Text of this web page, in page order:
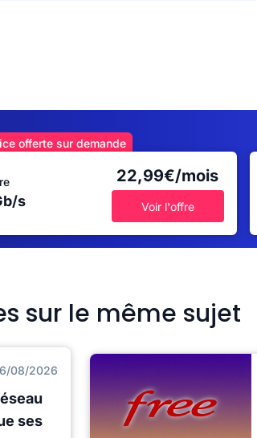
offerte sur demande
s
22,99€/mois
Voir l'offre
sur le même sujet
08/2026
ses